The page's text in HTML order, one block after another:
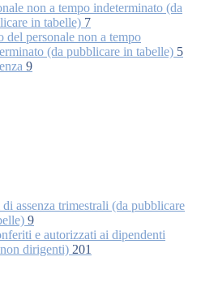
non a tempo indeterminato (da
in tabelle) 7
del personale non a tempo
(da pubblicare in tabelle) 5
9
di assenza trimestrali (da pubblicare
9
e autorizzati ai dipendenti
dirigenti) 201